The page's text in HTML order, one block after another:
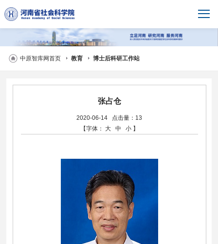
中原智库网首页 教育 博士后科研工作站
张占仓
2020-06-14
点击量：13
【字体：
大 中 小 】